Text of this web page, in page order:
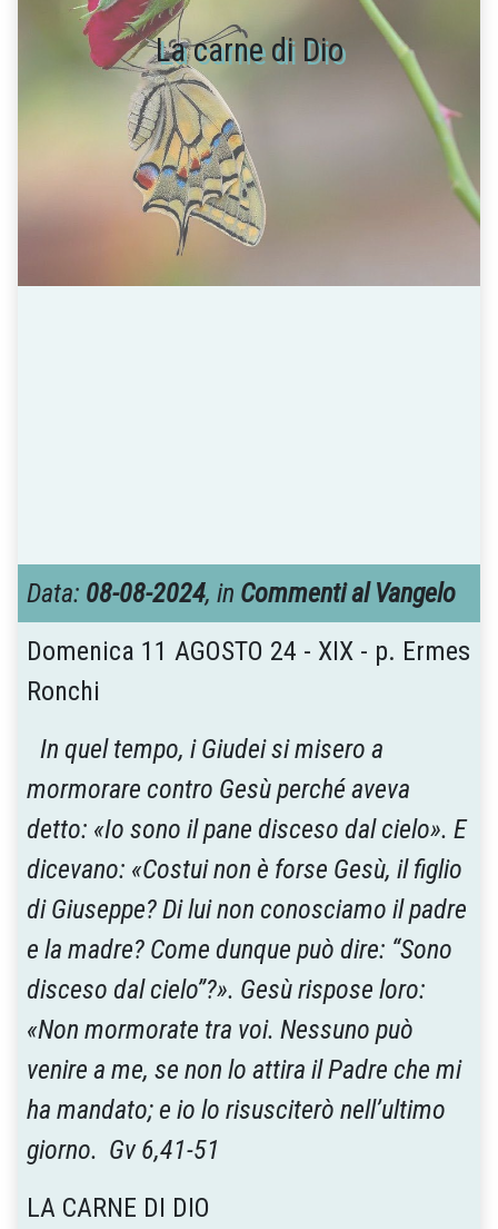
La carne di Dio
Data: 08-08-2024, in Commenti al Vangelo
Domenica 11 AGOSTO 24 - XIX - p. Ermes
Ronchi
In quel tempo, i Giudei si misero a
mormorare contro Gesù perché aveva
detto: «Io sono il pane disceso dal cielo». E
dicevano: «Costui non è forse Gesù, il figlio
di Giuseppe? Di lui non conosciamo il padre
e la madre? Come dunque può dire: “Sono
disceso dal cielo”?». Gesù rispose loro:
«Non mormorate tra voi. Nessuno può
venire a me, se non lo attira il Padre che mi
ha mandato; e io lo risusciterò nell’ultimo
giorno. Gv 6,41-51
LA CARNE DI DIO